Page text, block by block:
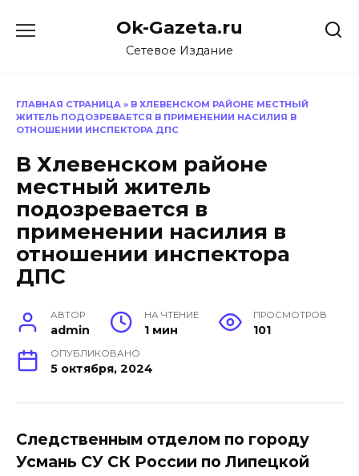
Ok-Gazeta.ru
Сетевое Издание
ГЛАВНАЯ СТРАНИЦА » В ХЛЕВЕНСКОМ РАЙОНЕ МЕСТНЫЙ
ЖИТЕЛЬ ПОДОЗРЕВАЕТСЯ В ПРИМЕНЕНИИ НАСИЛИЯ В
ОТНОШЕНИИ ИНСПЕКТОРА ДПС
В Хлевенском районе
местный житель
подозревается в
применении насилия в
отношении инспектора
ДПС
АВТОР
admin
НА ЧТЕНИЕ
1 мин
ПРОСМОТРОВ
101
ОПУБЛИКОВАНО
5 октября, 2024
Следственным отделом по городу
Усмань СУ СК России по Липецкой